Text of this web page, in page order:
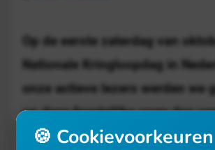
Op de eerste zaterdag van
Nationale Kringloopdag in
onze actieve lezers werden we
op deze feestelijke open dag
kringloopwinkels.
🍪 Cookievoorkeuren